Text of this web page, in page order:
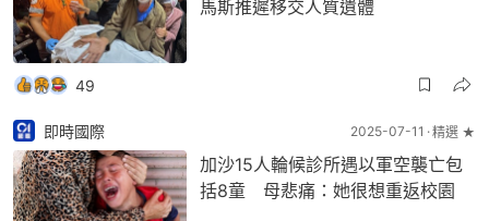
馬斯推遲移交人質遺體
49
即時國際 2025-07-11 精選 ★
加沙15人輪候診所遇以軍空襲亡包
括8童 母悲痛：她很想重返校園